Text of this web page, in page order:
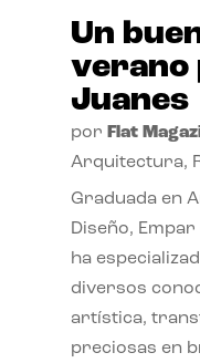
Un
verano
Juanes
por Flat
Arquitectura,
Graduada en
Diseño,
ha
diversos
artística,
preciosas en